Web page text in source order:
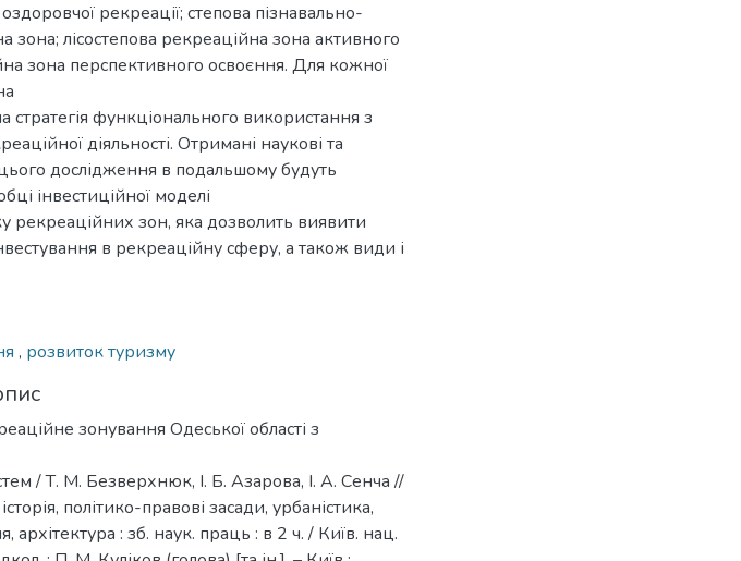
рекреації; степова пізнавально-
зона; лісостепова рекреаційна зона активного
зона перспективного освоєння. Для кожної
стратегія функціонального використання з
діяльності. Отримані наукові та
дослідження в подальшому будуть
інвестиційної моделі
рекреаційних зон, яка дозволить виявити
в рекреаційну сферу, а також види і
, розвиток туризму
зонування Одеської області з
/ Т. М. Безверхнюк, І. Б. Азарова, І. А. Сенча //
політико-правові засади, урбаністика,
архітектура : зб. наук. праць : в 2 ч. / Київ. нац.